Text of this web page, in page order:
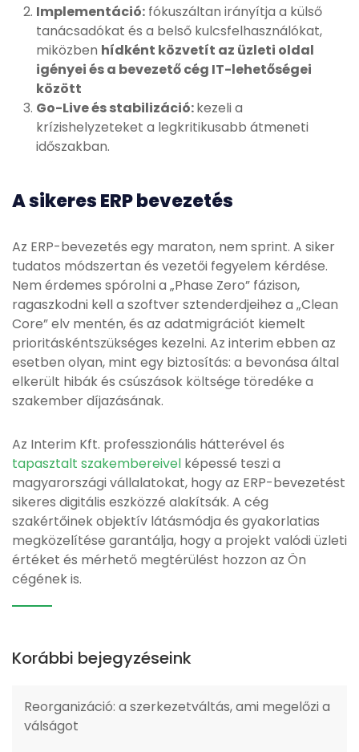
Implementáció: fókuszáltan irányítja a külső
tanácsadókat és a belső kulcsfelhasználókat,
miközben hídként közvetít az üzleti oldal
igényei és a bevezető cég IT-lehetőségei
között
Go-Live és stabilizáció:kezeli a
krízishelyzeteket a legkritikusabb átmeneti
időszakban.
A sikeres ERP bevezetés
Az ERP-bevezetés egy maraton, nem sprint. A siker
tudatos módszertan és vezetői fegyelem kérdése.
Nem érdemes spórolni a „Phase Zero” fázison,
ragaszkodni kell a szoftver sztenderdjeihez a „Clean
Core” elv mentén, és az adatmigrációt kiemelt
prioritáskéntszükséges kezelni. Az interim ebben az
esetben olyan, mint egy biztosítás: a bevonása által
elkerült hibák és csúszások költsége töredéke a
szakember díjazásának.
Az Interim Kft. professzionális hátterével és
tapasztalt szakembereivel képessé teszi a
magyarországi vállalatokat, hogy az ERP-bevezetést
sikeres digitális eszközzé alakítsák. A cég
szakértőinek objektív látásmódja és gyakorlatias
megközelítése garantálja, hogy a projekt valódi üzleti
értéket és mérhető megtérülést hozzon az Ön
cégének is.
Korábbi bejegyzéseink
Reorganizáció: a szerkezetváltás, ami megelőzi a
válságot